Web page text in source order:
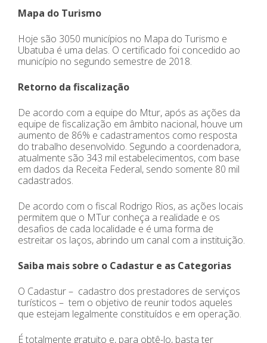
Mapa do Turismo
Hoje são 3050 municípios no Mapa do Turismo e
Ubatuba é uma delas. O certificado foi concedido ao
município no segundo semestre de 2018.
Retorno da fiscalização
De acordo com a equipe do Mtur, após as ações da
equipe de fiscalização em âmbito nacional, houve um
aumento de 86% e cadastramentos como resposta
do trabalho desenvolvido. Segundo a coordenadora,
atualmente são 343 mil estabelecimentos, com base
em dados da Receita Federal, sendo somente 80 mil
cadastrados.
De acordo com o fiscal Rodrigo Rios, as ações locais
permitem que o MTur conheça a realidade e os
desafios de cada localidade e é uma forma de
estreitar os laços, abrindo um canal com a instituição.
Saiba mais sobre o Cadastur e as Categorias
O Cadastur – cadastro dos prestadores de serviços
turísticos – tem o objetivo de reunir todos aqueles
que estejam legalmente constituídos e em operação.
É totalmente gratuito e, para obtê-lo, basta ter